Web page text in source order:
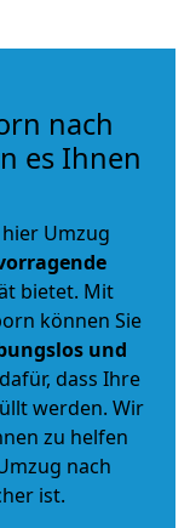
nach
es Ihnen
Umzug
bietet. Mit
können Sie
und
dass Ihre
werden. Wir
zu helfen
nach
ist.